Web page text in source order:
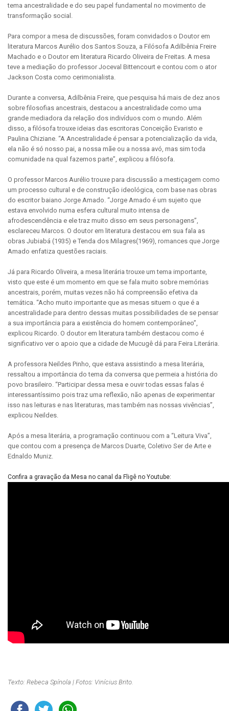
tema ancestralidade e do seu papel fundamental no movimento de
transformação social.
Para compor a mesa de discussões, foram convidados o Doutor em
literatura Marcos Aurélio dos Santos Souza, a Filósofa Adilbênia Freire
Machado e o Doutor em literatura Ricardo Oliveira de Freitas. A mesa
teve a mediação do professor Joceval Bittencourt e contou com o ator
Jackson Costa como cerimonialista.
Durante a conversa, Adilbênia Freire, que pesquisa há mais de dez anos
sobre filosofias ancestrais, destacou a ancestralidade como uma
grande mediadora da relação dos indivíduos com o mundo. Além
disso, a filósofa trouxe ideias das escritoras Conceição Evaristo e
Paulina Chiziane. “A Ancestralidade é pensar a potencialização da vida,
ela não é só nosso pai, a nossa mãe ou a nossa avó, mas sim toda
comunidade na qual fazemos parte”, explicou a filósofa.
O professor Marcos Aurélio trouxe para discussão a mestiçagem como
um processo cultural e de construção ideológica, com base nas obras
do escritor baiano Jorge Amado. “Jorge Amado é um sujeito que
estava envolvido numa esfera cultural muito intensa de
afrodescendência e ele traz muito disso em seus personagens”,
esclareceu Marcos. O doutor em literatura destacou em sua fala as
obras Jubiabá (1935) e Tenda dos Milagres(1969), romances que Jorge
Amado enfatiza questões raciais.
Já para Ricardo Oliveira, a mesa literária trouxe um tema importante,
visto que este é um momento em que se fala muito sobre memórias
ancestrais, porém, muitas vezes não há compreensão efetiva da
temática. “Acho muito importante que as mesas situem o que é a
ancestralidade para dentro dessas muitas possibilidades de se pensar
a sua importância para a existência do homem contemporâneo”,
explicou Ricardo. O doutor em literatura também destacou como é
significativo ver o apoio que a cidade de Mucugê dá para Feira Literária.
A professora Neildes Pinho, que estava assistindo a mesa literária,
ressaltou a importância do tema da conversa que permeia a história do
povo brasileiro. “Participar dessa mesa e ouvir todas essas falas é
interessantíssimo pois traz uma reflexão, não apenas de experimentar
isso nas leituras e nas literaturas, mas também nas nossas vivências”,
explicou Neildes.
Após a mesa literária, a programação continuou com a “Leitura Viva”,
que contou com a presença de Marcos Duarte, Coletivo Ser de Arte e
Ednaldo Muniz.
Confira a gravação da Mesa no canal da Fligê no Youtube:
Texto: Rebeca Spínola | Fotos: Vinícius Brito.